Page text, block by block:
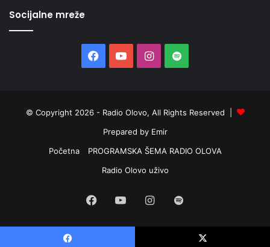
Socijalne mreže
Facebook
YouTubeInstagram
Spotify
© Copyright 2026 - Radio Olovo, All Rights Reserved |
Prepared by Emir
Početna
PROGRAMSKA ŠEMA RADIO OLOVA
Radio Olovo uživo
Facebook
YouTubeInstagram
Spotify